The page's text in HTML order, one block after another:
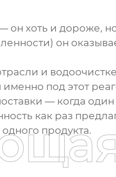
хоть и дороже,
он
и
под этот
— когда
как раз
продукта.